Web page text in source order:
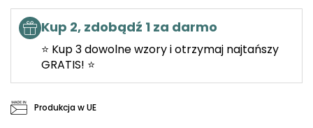
Kup 2, zdobądź 1 za darmo
⭐ Kup 3 dowolne wzory i otrzymaj najtańszy
GRATIS! ⭐
Produkcja w UE